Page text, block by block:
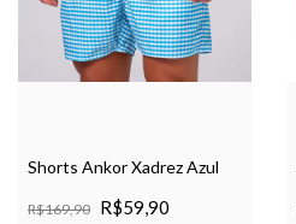
Shorts Ankor Xadrez Azul
R$169,90 R$59,90